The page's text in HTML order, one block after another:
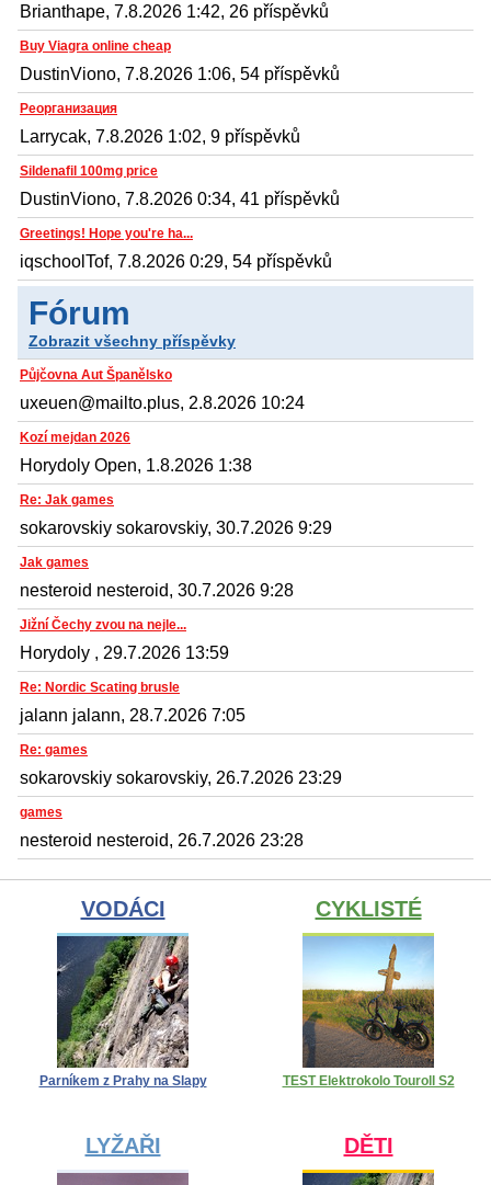
Brianthape, 7.8.2026 1:42, 26 příspěvků
Buy Viagra online cheap
DustinViono, 7.8.2026 1:06, 54 příspěvků
Реорганизация
Larrycak, 7.8.2026 1:02, 9 příspěvků
Sildenafil 100mg price
DustinViono, 7.8.2026 0:34, 41 příspěvků
Greetings! Hope you're ha...
iqschoolTof, 7.8.2026 0:29, 54 příspěvků
Fórum
Zobrazit všechny příspěvky
Půjčovna Aut Španělsko
uxeuen@mailto.plus, 2.8.2026 10:24
Kozí mejdan 2026
Horydoly Open, 1.8.2026 1:38
Re: Jak games
sokarovskiy sokarovskiy, 30.7.2026 9:29
Jak games
nesteroid nesteroid, 30.7.2026 9:28
Jižní Čechy zvou na nejle...
Horydoly , 29.7.2026 13:59
Re: Nordic Scating brusle
jalann jalann, 28.7.2026 7:05
Re: games
sokarovskiy sokarovskiy, 26.7.2026 23:29
games
nesteroid nesteroid, 26.7.2026 23:28
VODÁCI
Parníkem z Prahy na Slapy
CYKLISTÉ
TEST Elektrokolo Touroll S2
LYŽAŘI DĚTI